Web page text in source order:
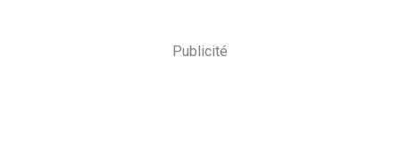
Publicité